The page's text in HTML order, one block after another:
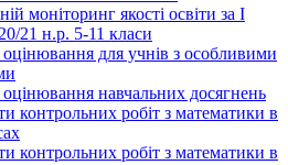
моніторинг якості освіти за І
21 н.р. 5-11 класи
оцінювання для учнів з особливими
оцінювання навчальних досягнень
контрольних робіт з математики в
контрольних робіт з математики в